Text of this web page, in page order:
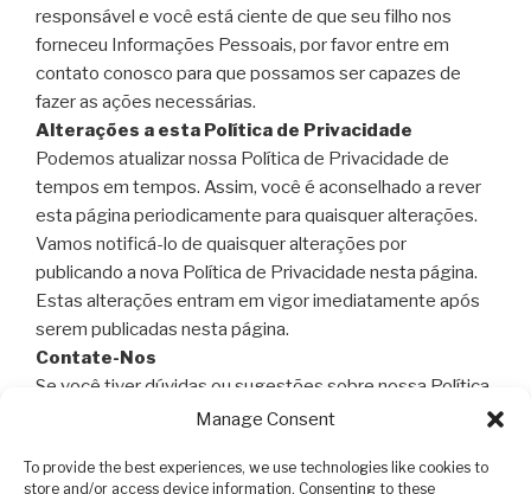
Manage Consent
To provide the best experiences, we use technologies like cookies to
store and/or access device information. Consenting to these
responsável e você está ciente de que seu filho nos
forneceu Informações Pessoais, por favor entre em
contato conosco para que possamos ser capazes de
fazer as ações necessárias.
Alterações a esta Política de Privacidade
Podemos atualizar nossa Política de Privacidade de
tempos em tempos. Assim, você é aconselhado a rever
esta página periodicamente para quaisquer alterações.
Vamos notificá-lo de quaisquer alterações por
publicando a nova Política de Privacidade nesta página.
Estas alterações entram em vigor imediatamente após
serem publicadas nesta página.
Contate-Nos
Se você tiver dúvidas ou sugestões sobre nossa Política
de Privacidade ou se você quiser que excluamos suas